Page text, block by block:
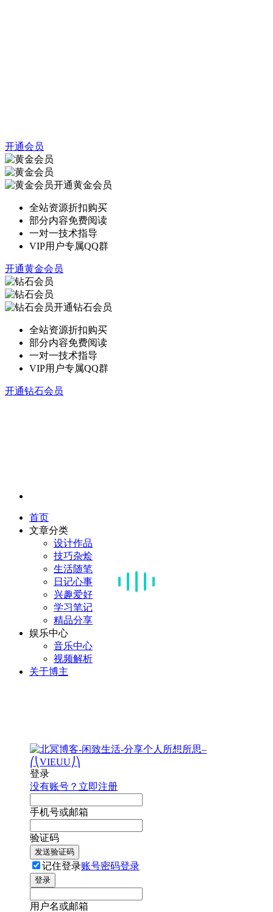
开通会员
开通黄金会员
全站资源折扣购买
部分内容免费阅读
一对一技术指导
VIP用户专属QQ群
开通黄金会员
开通钻石会员
全站资源折扣购买
部分内容免费阅读
一对一技术指导
VIP用户专属QQ群
开通钻石会员
首页
文章分类
设计作品
技巧杂烩
生活随笔
日记心事
兴趣爱好
学习笔记
精品分享
娱乐中心
音乐中心
视频解析
关于博主
登录
没有账号？立即注册
手机号或邮箱
验证码
发送验证码
记住登录账号密码登录
登录
用户名或邮箱